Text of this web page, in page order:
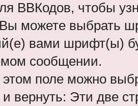
ВВКодов, чтобы
можете выбрать
вами шрифт(ы)
сообщении.
поле можно
вернуть: Эти две